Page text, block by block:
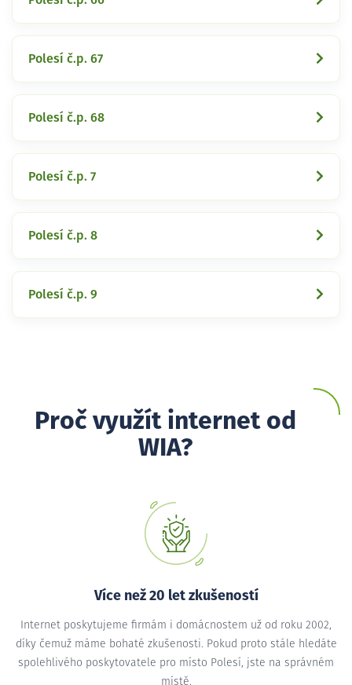
Polesí č.p. 67
Polesí č.p. 68
Polesí č.p. 7
Polesí č.p. 8
Polesí č.p. 9
Proč využít internet od
WIA?
Více než 20 let zkušeností
Internet poskytujeme firmám i domácnostem už od roku 2002,
díky čemuž máme bohaté zkušenosti. Pokud proto stále hledáte
spolehlivého poskytovatele pro místo Polesí, jste na správném
místě.